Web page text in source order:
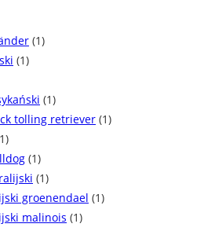
(1)
(1)
(1)
tolling retriever (1)
(1)
(1)
groenendael (1)
malinois (1)